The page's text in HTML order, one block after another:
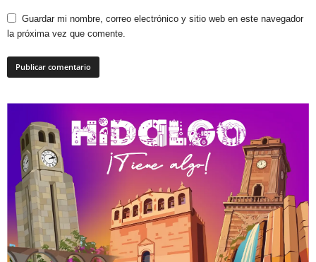
Guardar mi nombre, correo electrónico y sitio web en este navegador
la próxima vez que comente.